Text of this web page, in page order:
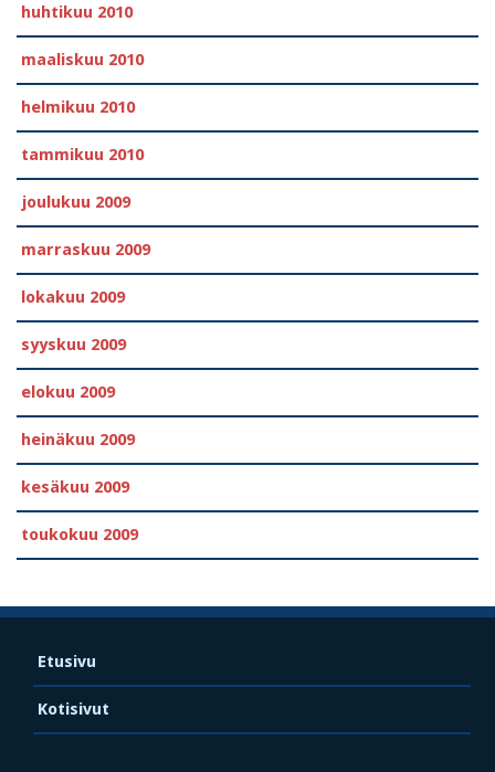
huhtikuu 2010
maaliskuu 2010
helmikuu 2010
tammikuu 2010
joulukuu 2009
marraskuu 2009
lokakuu 2009
syyskuu 2009
elokuu 2009
heinäkuu 2009
kesäkuu 2009
toukokuu 2009
Etusivu
Kotisivut